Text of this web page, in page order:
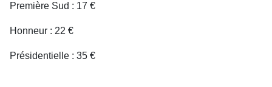
Première Sud : 17 €
Honneur : 22 €
Présidentielle : 35 €